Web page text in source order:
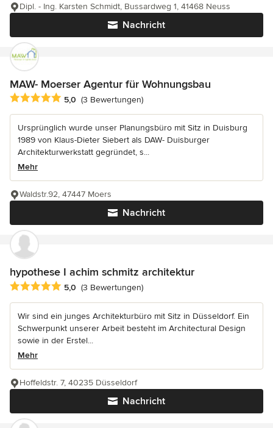
Nachricht
Dipl. - Ing. Karsten Schmidt, Bussardweg 1, 41468 Neuss
MAW- Moerser Agentur für Wohnungsbau
Durchschnittliche Bewertung: 5 von 5 Sternen
5,0 (3 Bewertungen)
Ursprünglich wurde unser Planungsbüro mit Sitz in Duisburg
1989 von Klaus-Dieter Siebert als DAW- Duisburger
Architekturwerkstatt gegründet, s...
Mehr
Nachricht
Waldstr.92, 47447 Moers
hypothese I achim schmitz architektur
Durchschnittliche Bewertung: 5 von 5 Sternen
5,0 (3 Bewertungen)
Wir sind ein junges Architekturbüro mit Sitz in Düsseldorf. Ein
Schwerpunkt unserer Arbeit besteht im Architectural Design
sowie in der Erstel...
Mehr
Nachricht
Hoffeldstr. 7, 40235 Düsseldorf